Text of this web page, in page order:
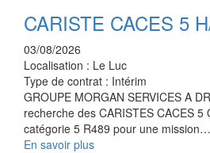
CARISTE CACES 5
03/08/2026
Localisation : Le Luc
Type de contrat : Intérim
GROUPE MORGAN SERVICES A
recherche des CARISTES CACES
catégorie 5 R489 pour une mission…
En savoir plus